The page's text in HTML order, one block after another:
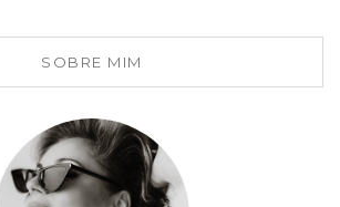
SOBRE MIM